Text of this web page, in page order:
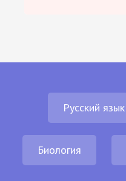
Русский язык
Биология